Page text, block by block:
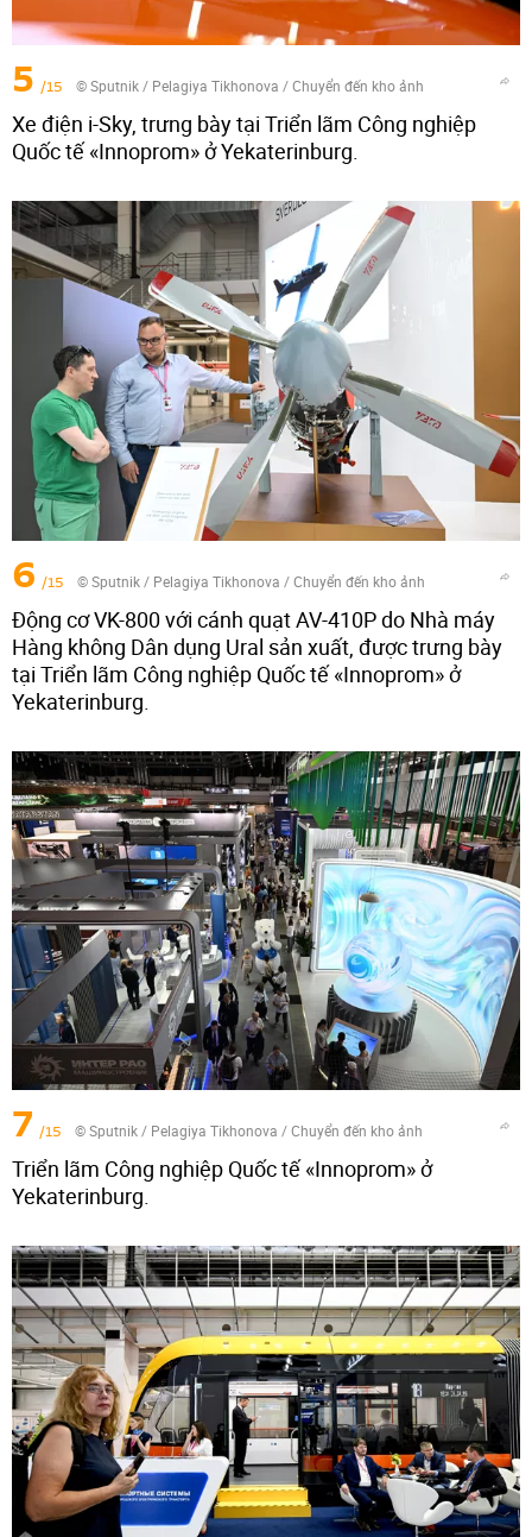
5 /15 © Sputnik / Pelagiya Tikhonova /Chuyển đến kho ảnh
Xe điện i-Sky, trưng bày tại Triển lãm Công nghiệp
Quốc tế «Innoprom» ở Yekaterinburg.
6 /15 © Sputnik / Pelagiya Tikhonova /Chuyển đến kho ảnh
Động cơ VK-800 với cánh quạt AV-410P do Nhà máy
Hàng không Dân dụng Ural sản xuất, được trưng bày
tại Triển lãm Công nghiệp Quốc tế «Innoprom» ở
Yekaterinburg.
7 /15 © Sputnik / Pelagiya Tikhonova /Chuyển đến kho ảnh
Triển lãm Công nghiệp Quốc tế «Innoprom» ở
Yekaterinburg.